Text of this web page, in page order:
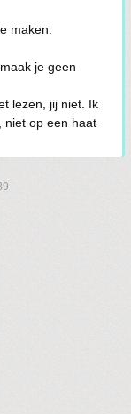
maken.
je geen
lezen, jij niet. Ik
niet op een haat